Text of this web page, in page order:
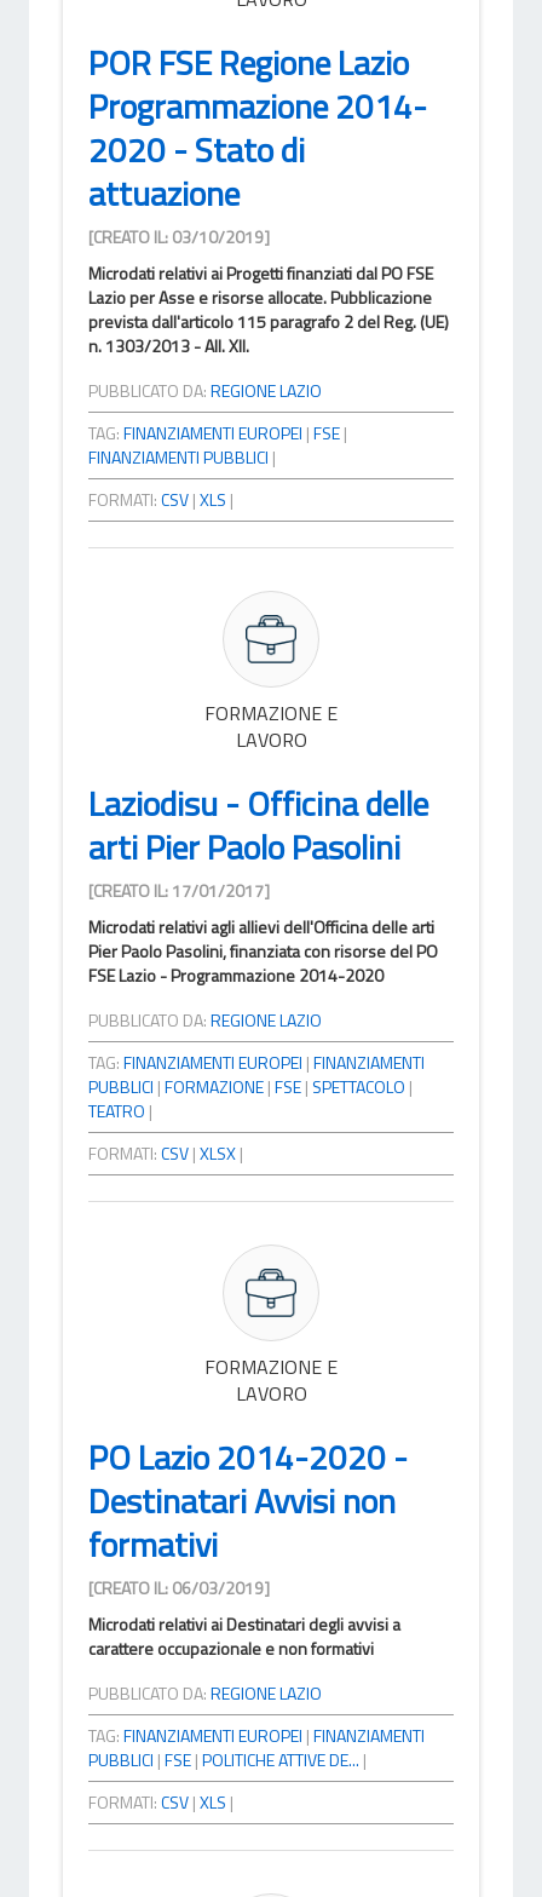
POR FSE Regione Lazio
Programmazione 2014-
2020 - Stato di
attuazione
[CREATO IL: 03/10/2019]
Microdati relativi ai Progetti finanziati dal PO FSE
Lazio per Asse e risorse allocate. Pubblicazione
prevista dall'articolo 115 paragrafo 2 del Reg. (UE)
n. 1303/2013 - All. XII.
PUBBLICATO DA:REGIONE LAZIO
TAG:FINANZIAMENTI EUROPEI |FSE|
FINANZIAMENTI PUBBLICI |
FORMATI:CSV|XLS |
FORMAZIONE E
LAVORO
Laziodisu - Officina delle
arti Pier Paolo Pasolini
[CREATO IL: 17/01/2017]
Microdati relativi agli allievi dell'Officina delle arti
Pier Paolo Pasolini, finanziata con risorse del PO
FSE Lazio - Programmazione 2014-2020
PUBBLICATO DA:REGIONE LAZIO
TAG:FINANZIAMENTI EUROPEI |FINANZIAMENTI
PUBBLICI |FORMAZIONE|FSE| SPETTACOLO |
TEATRO |
FORMATI:CSV|XLSX|
FORMAZIONE E
LAVORO
PO Lazio 2014-2020 -
Destinatari Avvisi non
formativi
[CREATO IL: 06/03/2019]
Microdati relativi ai Destinatari degli avvisi a
carattere occupazionale e non formativi
PUBBLICATO DA:REGIONE LAZIO
TAG:FINANZIAMENTI EUROPEI |FINANZIAMENTI
PUBBLICI |FSE|POLITICHE ATTIVE DE... |
FORMATI:CSV|XLS |